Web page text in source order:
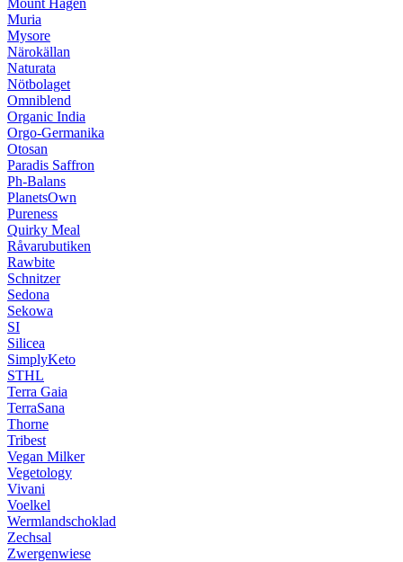
Muria
Mysore
Närokällan
Naturata
Nötbolaget
Omniblend
Organic India
Orgo-Germanika
Otosan
Paradis Saffron
Ph-Balans
PlanetsOwn
Pureness
Quirky Meal
Råvarubutiken
Rawbite
Schnitzer
Sedona
Sekowa
SI
Silicea
SimplyKeto
STHL
Terra Gaia
TerraSana
Thorne
Tribest
Vegan Milker
Vegetology
Vivani
Voelkel
Wermlandschoklad
Zechsal
Zwergenwiese